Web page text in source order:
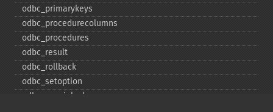
odbc_​primarykeys
odbc_​procedurecolumns
odbc_​procedures
odbc_​result
odbc_​rollback
odbc_​setoption
odbc_​specialcolumns